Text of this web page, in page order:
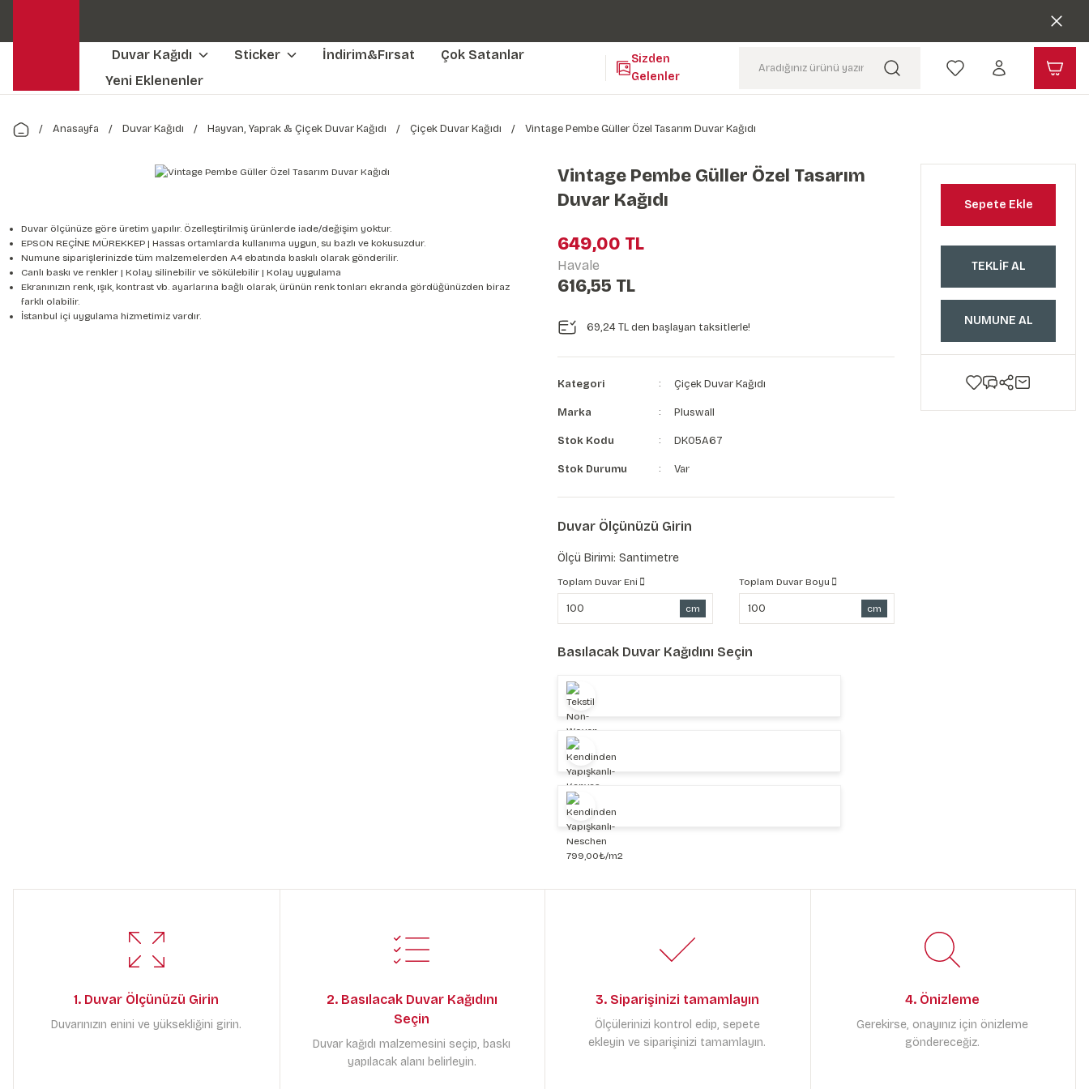
Kendinden Yapışkanlı Kolay Uygulanan Duvar Kağıtları😇
Duvar Kağıdı Sticker İndirim&Fırsat
Çok Satanlar
Yeni Eklenenler
Sizden
Gelenler
Anasayfa Duvar Kağıdı Hayvan, Yaprak & Çiçek Duvar Kağıdı Çiçek Duvar Kağıdı Vintage Pembe Güller Özel Tasarım Duvar Kağıdı
Duvar ölçünüze göre üretim yapılır. Özelleştirilmiş ürünlerde iade/değişim yoktur.
EPSON REÇİNE MÜREKKEP | Hassas ortamlarda kullanıma uygun, su bazlı ve kokusuzdur.
Numune siparişlerinizde tüm malzemelerden A4 ebatında baskılı olarak gönderilir.
Canlı baskı ve renkler | Kolay silinebilir ve sökülebilir | Kolay uygulama
Ekranınızın renk, ışık, kontrast vb. ayarlarına bağlı olarak, ürünün renk tonları ekranda gördüğünüzden biraz
farklı olabilir.
İstanbul içi uygulama hizmetimiz vardır.
Vintage Pembe Güller Özel Tasarım
Duvar Kağıdı
649,00 TL
Havale
616,55 TL
69,24 TL den başlayan taksitlerle!
Kategori Çiçek Duvar Kağıdı
Marka Pluswall
Stok Kodu DK05A67
Stok Durumu Var
Duvar Ölçünüzü Girin
Ölçü Birimi: Santimetre
Toplam Duvar Eni
cm
Toplam Duvar Boyu
cm
Basılacak Duvar Kağıdını Seçin
Sepete Ekle
TEKLİF AL
NUMUNE AL
1. Duvar Ölçünüzü Girin
Duvarınızın enini ve yüksekliğini girin.
2. Basılacak Duvar Kağıdını
Seçin
Duvar kağıdı malzemesini seçip, baskı
yapılacak alanı belirleyin.
3. Siparişinizi tamamlayın
Ölçülerinizi kontrol edip, sepete
ekleyin ve siparişinizi tamamlayın.
4. Önizleme
Gerekirse, onayınız için önizleme
göndereceğiz.